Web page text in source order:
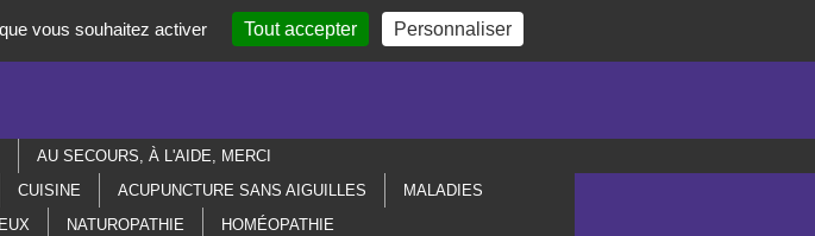
AU SECOURS, À L'AIDE, MERCI
CUISINE ACUPUNCTURE SANS AIGUILLES
MALADIES
NATUROPATHIE
HOMÉOPATHIE
vous souhaitez activer Tout accepter Personnaliser